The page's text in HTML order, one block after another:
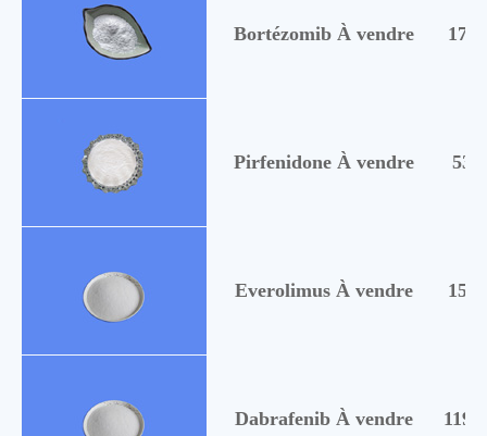
Bortézomib À vendre
Pirfenidone À vendre
Everolimus À vendre
Dabrafenib À vendre